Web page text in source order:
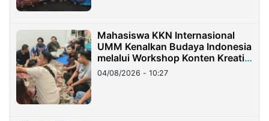
Mahasiswa KKN Internasional
UMM Kenalkan Budaya Indonesia
melalui Workshop Konten Kreatif
di Taiwan
04/08/2026 - 10:27